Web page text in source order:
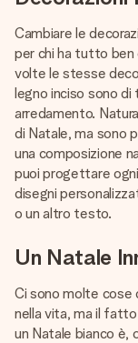
Cambiare le
per chi ha tutto ben
volte le stesse
legno inciso sono
arredamento.
di Natale, ma sono
una composizione
puoi progettare
disegni
o un altro testo.
Un Natale
Ci sono molte cose
nella vita, ma il
un Natale bianco è,